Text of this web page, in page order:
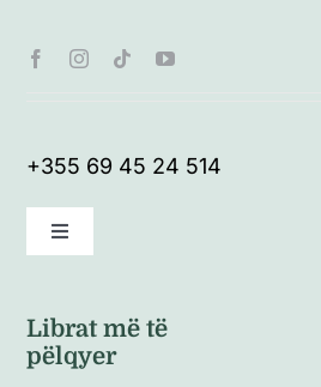
+355 69 45 24 514
Toggle
Librat më të
pëlqyer